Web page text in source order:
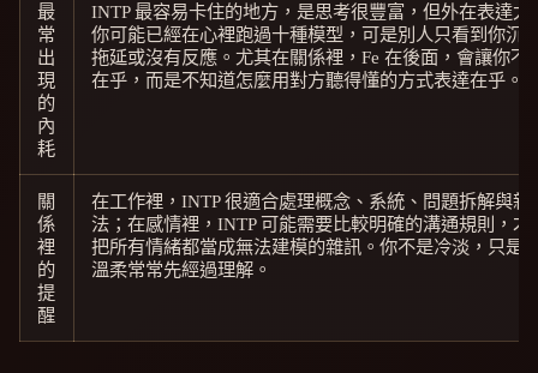
最
常
出
現
的
內
耗
INTP 最容易卡住的地方，是思考很豐富，但外在表達太
你可能已經在心裡跑過十種模型，可是別人只看到你沉
拖延或沒有反應。尤其在關係裡，Fe 在後面，會讓你不
在乎，而是不知道怎麼用對方聽得懂的方式表達在乎。
關
係
裡
的
提
醒
在工作裡，INTP 很適合處理概念、系統、問題拆解與新
法；在感情裡，INTP 可能需要比較明確的溝通規則，才
把所有情緒都當成無法建模的雜訊。你不是冷淡，只是
溫柔常常先經過理解。